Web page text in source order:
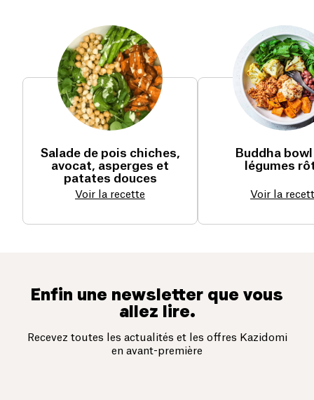
Salade de pois chiches,
avocat, asperges et
patates douces
Voir la recette
Buddha bowl
légumes
Voir la
Enfin une newsletter que vous
allez lire.
Recevez toutes les actualités et les offres Kazidomi
en avant-première